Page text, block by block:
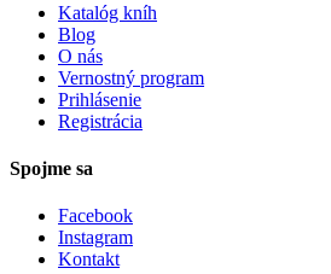
Katalóg kníh
Blog
O nás
Vernostný program
Prihlásenie
Registrácia
Spojme sa
Facebook
Instagram
Kontakt